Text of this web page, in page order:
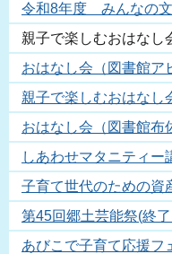
令和8年度 みんなの
親子で楽しむおはなし
おはなし会（図書館ア
親子で楽しむおはなし
おはなし会（図書館布
しあわせマタニティー
子育て世代のための資
第45回郷土芸能祭(終
あびこで子育て応援フ